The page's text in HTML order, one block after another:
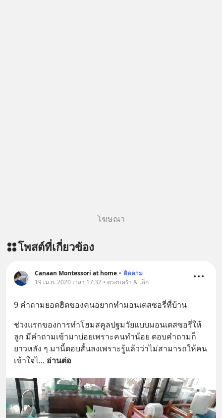
โฆษณา
โพสต์ที่เกี่ยวข้อง
Canaan Montessori at home • ติดตาม
19 เม.ย. 2020 เวลา 17:32 • ครอบครัว & เด็ก
9 คำถามยอดฮิตของคนอยากทำมอนเตสซอรี่ที่บ้าน
ช่วงแรกของการทำโฮมสคูลปฐมวัยแบบมอนเตสซอรี่ให้
ลูก มีคำถามเข้ามาบ่อยเพราะคนทำน้อย ตอบคำถามก็
ยาวหลัง ๆ มานี้ตอบสั้นลงเพราะรู้แล้วว่าไม่สามารถให้คน
เข้าใจไ... อ่านต่อ